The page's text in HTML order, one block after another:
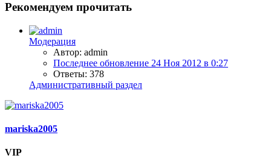
Рекомендуем прочитать
Модерация
Автор: admin
Последнее обновление 24 Ноя 2012 в 0:27
Ответы: 378
Административный раздел
mariska2005
VIP